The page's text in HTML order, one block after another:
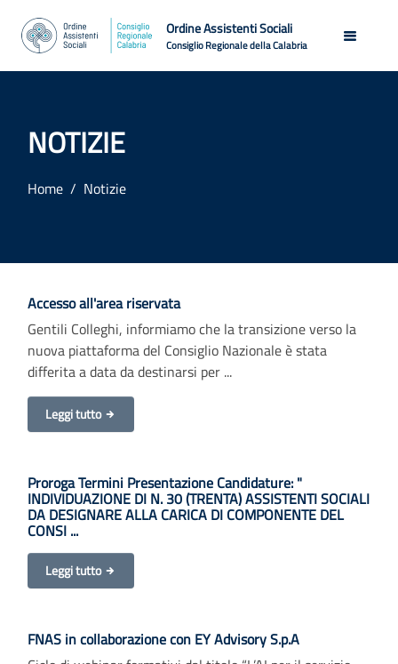
Ordine Assistenti Sociali
Consiglio Regionale della Calabria
NOTIZIE
Home Notizie
Accesso all'area riservata
Gentili Colleghi, informiamo che la transizione verso la
nuova piattaforma del Consiglio Nazionale è stata
differita a data da destinarsi per ...
Leggi tutto
Proroga Termini Presentazione Candidature: "
INDIVIDUAZIONE DI N. 30 (TRENTA) ASSISTENTI SOCIALI
DA DESIGNARE ALLA CARICA DI COMPONENTE DEL
CONSI ...
Leggi tutto
FNAS in collaborazione con EY Advisory S.p.A